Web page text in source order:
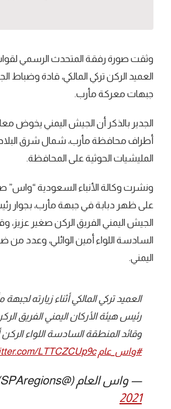
وثقت صورة رفقة المتحدث الرسمي لقوات
العميد الركن تركي المالكي، قادة وضباط
جبهات معركة مأرب.
الجدير بالذكر أن الجيش اليمني يخوض
أطراف محافظة مأرب، شمال شرق
المليشيات الحوثية على المحافظة.
ونشرت وكالة الأنباء السعودية “واس”
على ظهر دبابة في جبهة مأرب، بجوار
الجيش اليمني الفريق الركن صغير عزيز،
السادسة اللواء أمين الوائلي، وعدد من
اليمني.
رئيس هيئة الأركان اليمني الفريق
وقائد المنطقة السادسة اللواء الركن
#واس_عام LTTCZCUp9c
— واس العام (@SPAregions)
2021